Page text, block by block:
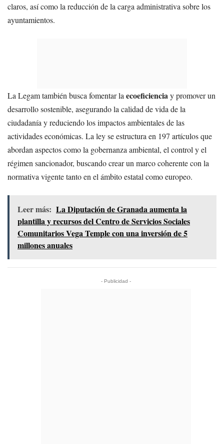
claros, así como la reducción de la carga administrativa sobre los
ayuntamientos.
La Legam también busca fomentar la ecoeficienciay promover un
desarrollo sostenible, asegurando la calidad de vida de la
ciudadanía y reduciendo los impactos ambientales de las
actividades económicas. La ley se estructura en 197 artículos que
abordan aspectos como la gobernanza ambiental, el control y el
régimen sancionador, buscando crear un marco coherente con la
normativa vigente tanto en el ámbito estatal como europeo.
Leer más: La Diputación de Granada aumenta la
plantilla y recursos del Centro de Servicios Sociales
Comunitarios Vega Temple con una inversión de 5
millones anuales
- Publicidad -